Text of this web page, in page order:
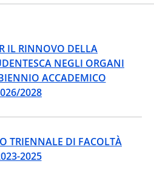
IL RINNOVO DELLA
NEGLI ORGANI
ACCADEMICO
2028
TRIENNALE DI FACOLTÀ
2025